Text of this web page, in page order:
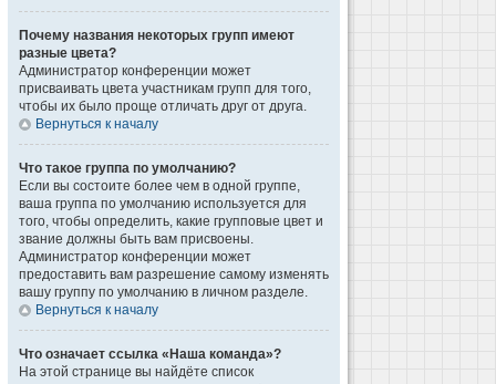
Почему названия некоторых групп имеют
разные цвета?
Администратор конференции может
присваивать цвета участникам групп для того,
чтобы их было проще отличать друг от друга.
Вернуться к началу
Что такое группа по умолчанию?
Если вы состоите более чем в одной группе,
ваша группа по умолчанию используется для
того, чтобы определить, какие групповые цвет и
звание должны быть вам присвоены.
Администратор конференции может
предоставить вам разрешение самому изменять
вашу группу по умолчанию в личном разделе.
Вернуться к началу
Что означает ссылка «Наша команда»?
На этой странице вы найдёте список